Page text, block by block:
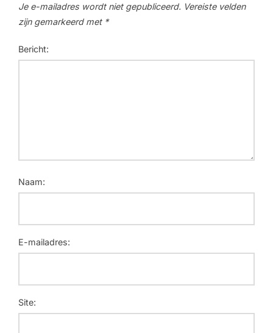
Je e-mailadres wordt niet gepubliceerd. Vereiste velden
zijn gemarkeerd met *
Bericht:
Naam:
E-mailadres:
Site: